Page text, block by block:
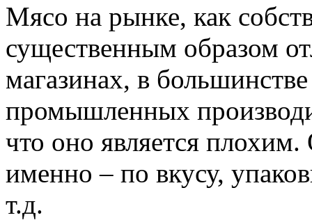
Мясо на рынке, как
существенным образом
магазинах, в
промышленных
что оно является
именно – по вкусу,
т.д.